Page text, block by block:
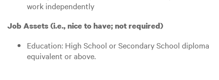
work independently
Job Assets (i.e., nice to have; not required)
Education: High School or Secondary School diploma
equivalent or above.